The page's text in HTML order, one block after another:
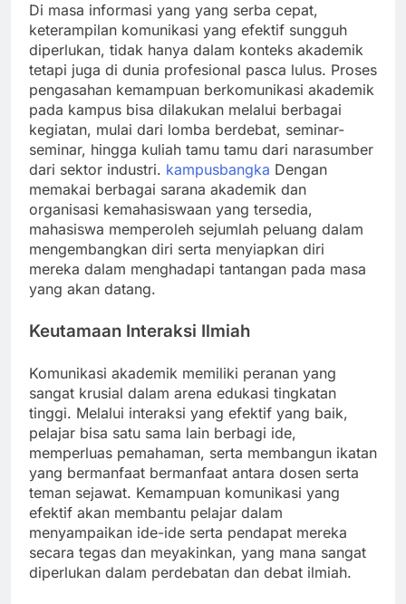
Di masa informasi yang yang serba cepat,
keterampilan komunikasi yang efektif sungguh
diperlukan, tidak hanya dalam konteks akademik
tetapi juga di dunia profesional pasca lulus. Proses
pengasahan kemampuan berkomunikasi akademik
pada kampus bisa dilakukan melalui berbagai
kegiatan, mulai dari lomba berdebat, seminar-
seminar, hingga kuliah tamu tamu dari narasumber
dari sektor industri. kampusbangka Dengan
memakai berbagai sarana akademik dan
organisasi kemahasiswaan yang tersedia,
mahasiswa memperoleh sejumlah peluang dalam
mengembangkan diri serta menyiapkan diri
mereka dalam menghadapi tantangan pada masa
yang akan datang.
Keutamaan Interaksi Ilmiah
Komunikasi akademik memiliki peranan yang
sangat krusial dalam arena edukasi tingkatan
tinggi. Melalui interaksi yang efektif yang baik,
pelajar bisa satu sama lain berbagi ide,
memperluas pemahaman, serta membangun ikatan
yang bermanfaat bermanfaat antara dosen serta
teman sejawat. Kemampuan komunikasi yang
efektif akan membantu pelajar dalam
menyampaikan ide-ide serta pendapat mereka
secara tegas dan meyakinkan, yang mana sangat
diperlukan dalam perdebatan dan debat ilmiah.